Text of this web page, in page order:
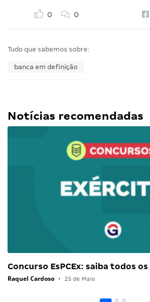
0 0
Tudo que sabemos sobre:
banca em definição
Notícias recomendadas
Concurso EsPCEx: saiba todos
Raquel Cardoso • 25 de Maio